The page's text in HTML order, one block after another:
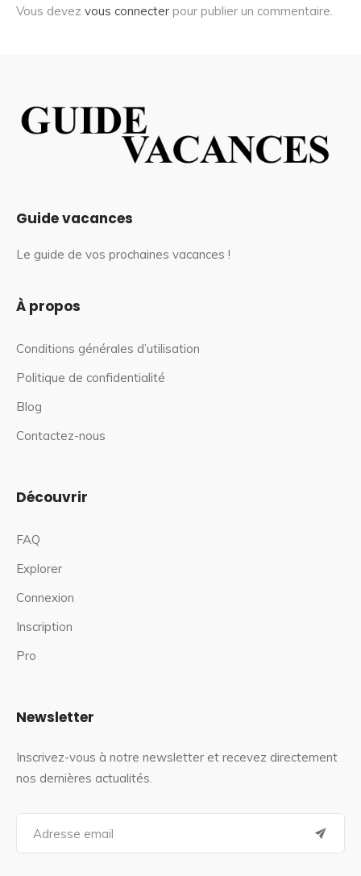
Vous devez vous connecter pour publier un commentaire.
Guide vacances
Le guide de vos prochaines vacances !
À propos
Conditions générales d’utilisation
Politique de confidentialité
Blog
Contactez-nous
Découvrir
FAQ
Explorer
Connexion
Inscription
Pro
Newsletter
Inscrivez-vous à notre newsletter et recevez directement
nos dernières actualités.
a